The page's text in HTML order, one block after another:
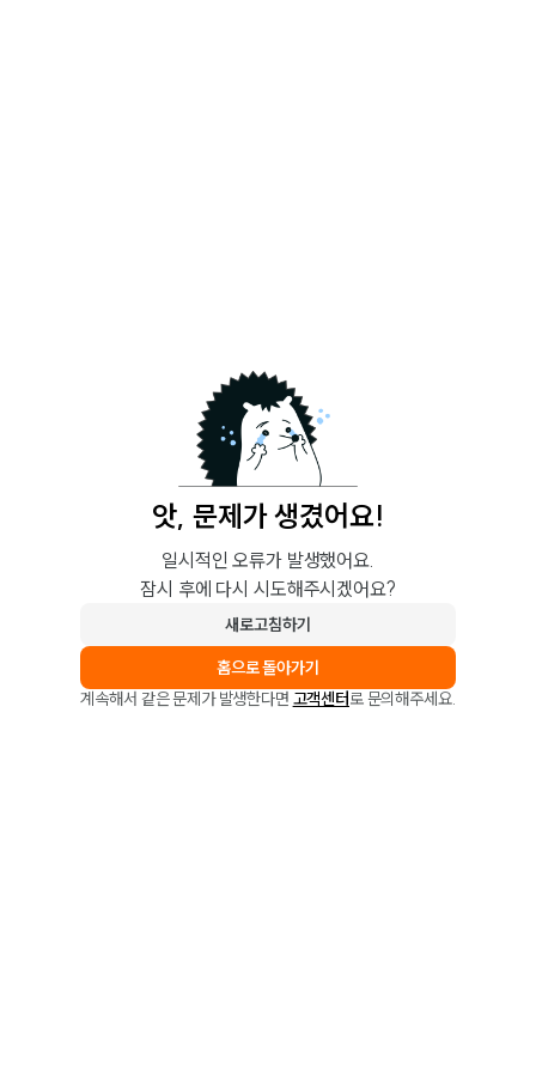
앗, 문제가 생겼어요!
일시적인 오류가 발생했어요.
잠시 후에 다시 시도해주시겠어요?
새로고침하기
홈으로 돌아가기
계속해서 같은 문제가 발생한다면 고객센터로 문의해주세요.